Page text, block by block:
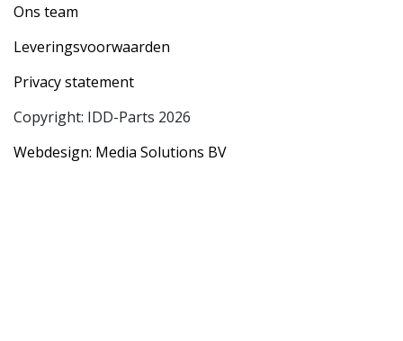
Ons team
Leveringsvoorwaarden
Privacy statement
Copyright: IDD-Parts 2026
Webdesign: Media Solutions BV